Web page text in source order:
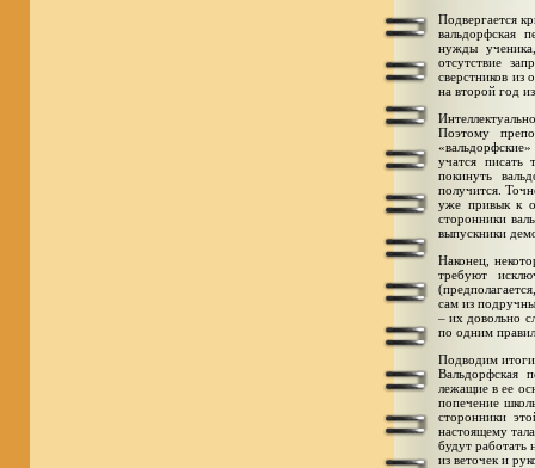
Подвергается
вальдорфская
нужды
отсутствие
сверстников
на второй год
Поэтому
учатся писать
покинуть
получится.
уже привык к
сторонники
выпускники
Наконец,
требуют
сам из
– их довольно
по одним
Подводим итоги
Вальдорфская
лежащие в ее
попечение
сторонники
настоящему
будут работать
из веточек и